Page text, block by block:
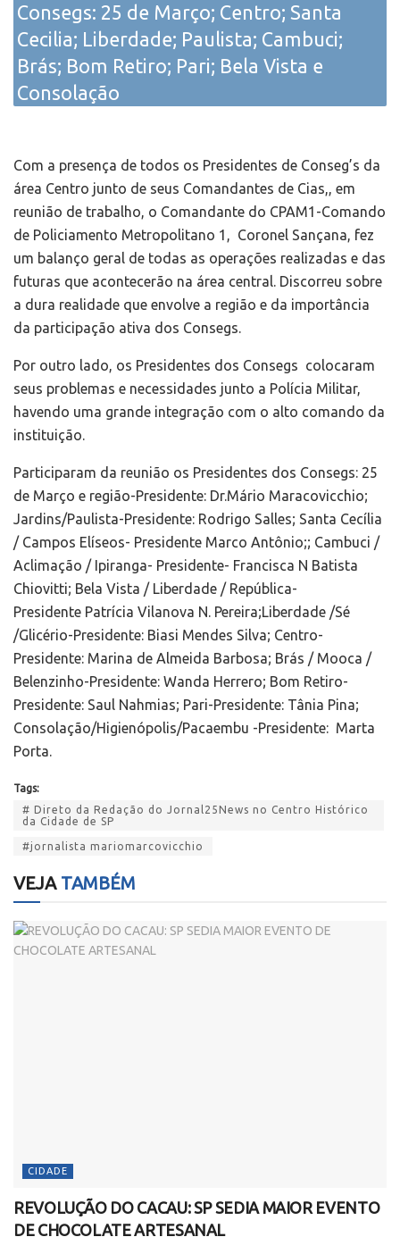
Consegs: 25 de Março; Centro; Santa
Cecilia; Liberdade; Paulista; Cambuci;
Brás; Bom Retiro; Pari; Bela Vista e
Consolação
Com a presença de todos os Presidentes de Conseg’s da
área Centro junto de seus Comandantes de Cias,, em
reunião de trabalho, o Comandante do CPAM1-Comando
de Policiamento Metropolitano 1, Coronel Sançana, fez
um balanço geral de todas as operações realizadas e das
futuras que acontecerão na área central. Discorreu sobre
a dura realidade que envolve a região e da importância
da participação ativa dos Consegs.
Por outro lado, os Presidentes dos Consegs colocaram
seus problemas e necessidades junto a Polícia Militar,
havendo uma grande integração com o alto comando da
instituição.
Participaram da reunião os Presidentes dos Consegs: 25
de Março e região-Presidente: Dr.Mário Maracovicchio;
Jardins/Paulista-Presidente: Rodrigo Salles; Santa Cecília
/ Campos Elíseos- Presidente Marco Antônio;; Cambuci /
Aclimação / Ipiranga- Presidente- Francisca N Batista
Chiovitti; Bela Vista / Liberdade / República-
Presidente Patrícia Vilanova N. Pereira;Liberdade /Sé
/Glicério-Presidente: Biasi Mendes Silva; Centro-
Presidente: Marina de Almeida Barbosa; Brás / Mooca /
Belenzinho-Presidente: Wanda Herrero; Bom Retiro-
Presidente: Saul Nahmias; Pari-Presidente: Tânia Pina;
Consolação/Higienópolis/Pacaembu -Presidente: Marta
Porta.
Tags:
# Direto da Redação do Jornal25News no Centro Histórico
da Cidade de SP
#jornalista mariomarcovicchio
VEJATAMBÉM
CIDADE
REVOLUÇÃO DO CACAU: SP SEDIA MAIOR EVENTO
DE CHOCOLATE ARTESANAL